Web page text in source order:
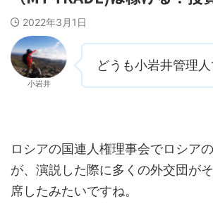
2022年3月1日
小岩井
どうも小岩井管理
ロシアの国連人権理事会でロシア
が、演説した際に多くの外交団が
席したみたいですね。